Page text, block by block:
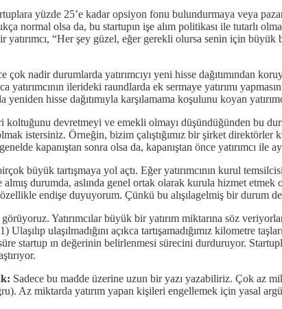
yüzde 25’e kadar opsiyon fonu bulundurmaya veya
normal olsa da, bu startupın işe alım politikası ile tutarlı
yatırımcı, “Her şey güzel, eğer gerekli olursa senin için
çok nadir durumlarda yatırımcıyı yeni hisse dağıtımından
yatırımcının ilerideki raundlarda ek sermaye yatırımı
hisse dağıtımıyla karşılamama koşulunu koyan
koltuğunu devretmeyi ve emekli olmayı düşündüğünden bu
istersiniz. Örneğin, bizim çalıştığımız bir şirket
kapanıştan sonra olsa da, kapanıştan önce yatırımcı ile
büyük tartışmaya yol açtı. Eğer yatırımcının kurul
durumda, aslında genel ortak olarak kurula hizmet
endişe duyuyorum. Çünkü bu alışılagelmiş bir durum
Yatırımcılar büyük bir yatırım miktarına söz
ulaşılmadığını açıkca tartışamadığımız kilometre
startup ın değerinin belirlenmesi sürecini durduruyor.
Sadece bu madde üzerine uzun bir yazı yazabiliriz. Çok az
Az miktarda yatırım yapan kişileri engellemek için yasal